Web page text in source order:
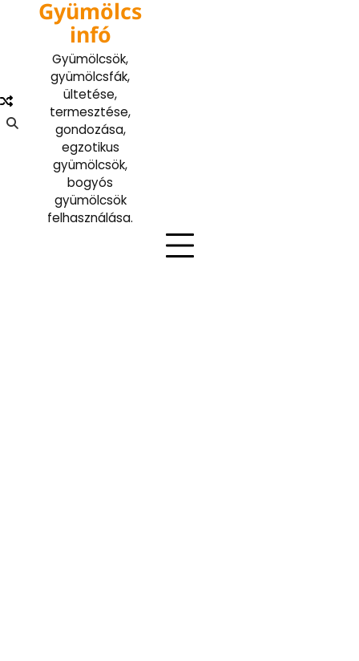
Gyümölcs
infó
Gyümölcsök,
gyümölcsfák,
ültetése,
termesztése,
gondozása,
egzotikus
gyümölcsök,
bogyós
gyümölcsök
felhasználása.